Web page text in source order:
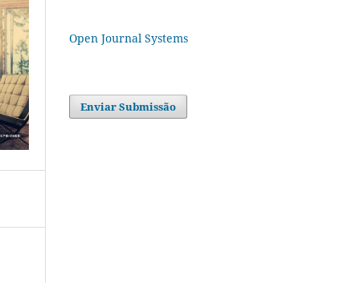
Open Journal Systems
Enviar Submissão